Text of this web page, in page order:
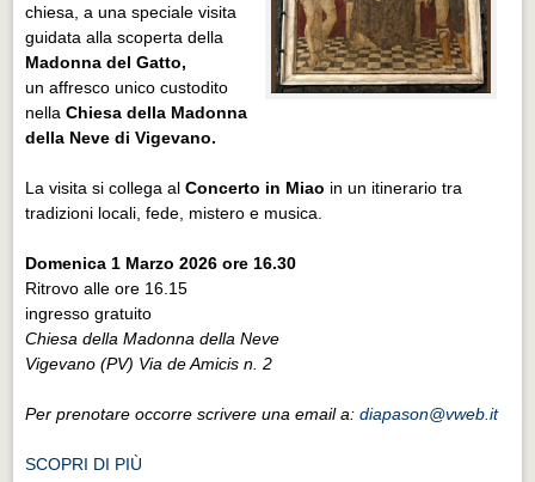
chiesa, a una speciale visita
guidata alla scoperta della
Madonna del Gatto,
un affresco unico custodito
nellaChiesa della Madonna
della Neve di Vigevano.
La visita si collega alConcerto in Miao in un itinerario tra
tradizioni locali, fede, mistero e musica.
Domenica 1 Marzo 2026 ore 16.30
Ritrovo alle ore 16.15
ingresso gratuito
Chiesa della Madonna della Neve
Vigevano (PV) Via de Amicis n. 2
Per prenotare occorre scrivere una email a:diapason@vweb.it
SCOPRI DI PIÙ